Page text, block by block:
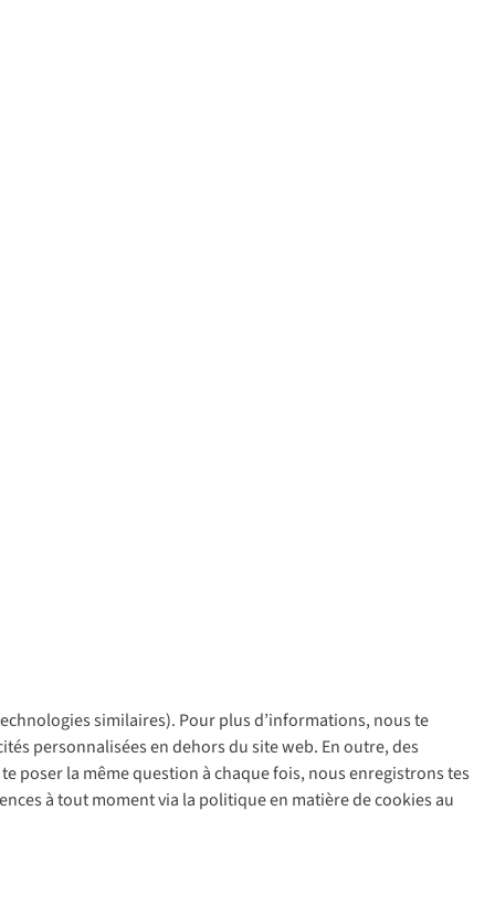
similaires). Pour plus d’informations, nous te
personnalisées en dehors du site web. En outre, des
poser la même question à chaque fois, nous enregistrons tes
à tout moment via la politique en matière de cookies au